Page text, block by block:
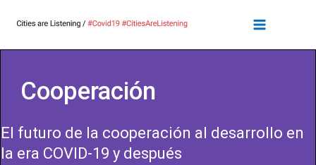
Cooperación
El futuro de la cooperación al desarrollo en
la era COVID-19 y después